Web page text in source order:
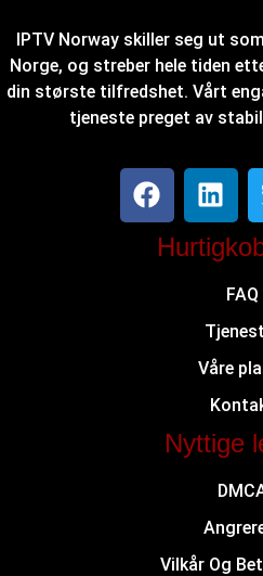
IPTV Norway skiller seg ut
Norge, og streber hele tiden
din største tilfredshet. Vårt
tjeneste preget av
FAQ
Våre
Nyttige
Vilkår Og